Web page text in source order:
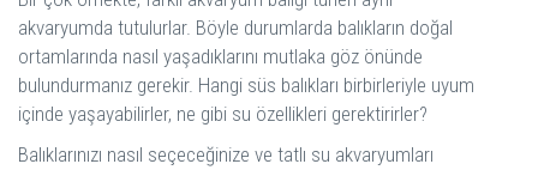
akvaryumda tutulurlar. Böyle durumlarda balıkların doğal
ortamlarında nasıl yaşadıklarını mutlaka göz önünde
bulundurmanız gerekir. Hangi süs balıkları birbirleriyle uyum
içinde yaşayabilirler, ne gibi su özellikleri gerektirirler?
Balıklarınızı nasıl seçeceğinize ve tatlı su akvaryumları